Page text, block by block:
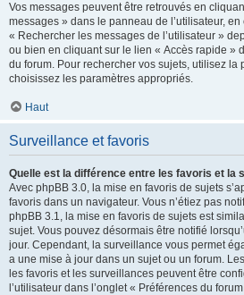
Vos messages peuvent être retrouvés en
messages » dans le panneau de l’utilisateur,
« Rechercher les messages de l’utilisateur »
ou bien en cliquant sur le lien « Accès rapide »
du forum. Pour rechercher vos sujets, utilisez la
choisissez les paramètres appropriés.
Haut
Surveillance et favoris
Quelle est la différence entre les favoris et la
Avec phpBB 3.0, la mise en favoris de sujets
favoris dans un navigateur. Vous n’étiez pas
phpBB 3.1, la mise en favoris de sujets est
sujet. Vous pouvez désormais être notifié
jour. Cependant, la surveillance vous permet
a une mise à jour dans un sujet ou un forum.
les favoris et les surveillances peuvent être
l’utilisateur dans l’onglet « Préférences du